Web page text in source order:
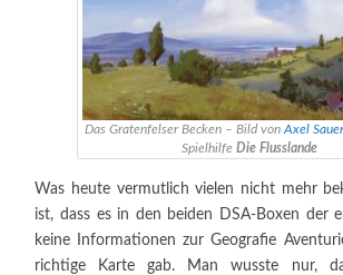
Das Gratenfelser Becken – Bild von Axel
Spielhilfe Die Flusslande
Was heute vermutlich vielen nicht mehr
ist, dass es in den beiden DSA-Boxen der
keine Informationen zur Geografie
richtige Karte gab. Man wusste nur,